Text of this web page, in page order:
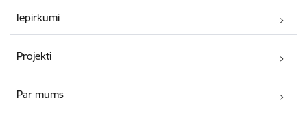
Iepirkumi
Projekti
Par mums